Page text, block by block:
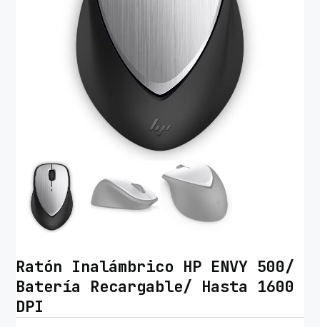
Ratón Inalámbrico HP ENVY 500/
Batería Recargable/ Hasta 1600
DPI